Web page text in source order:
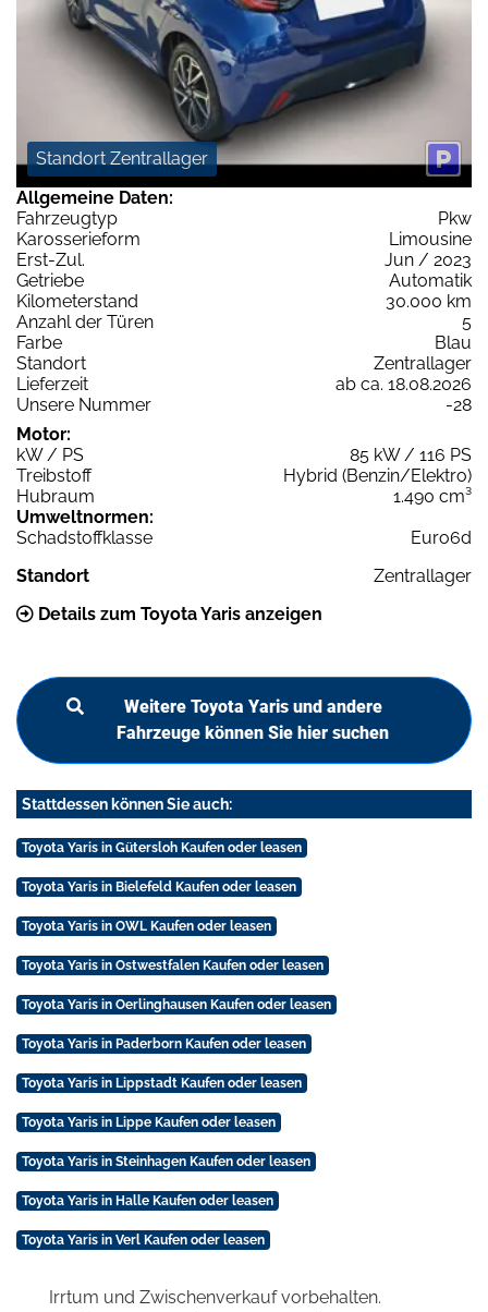
Standort Zentrallager
Allgemeine Daten:
Fahrzeugtyp
Pkw
Karosserieform
Limousine
Erst-Zul.
Jun / 2023
Getriebe
Automatik
Kilometerstand
30.000 km
Anzahl der Türen
5
Farbe
Blau
Standort
Zentrallager
Lieferzeit
ab ca. 18.08.2026
Unsere Nummer
-28
Motor:
kW / PS
85 kW / 116 PS
Treibstoff
Hybrid (Benzin/Elektro)
Hubraum
1.490 cm³
Umweltnormen:
Schadstoffklasse
Euro6d
Standort
Zentrallager
Details zum Toyota Yaris anzeigen
Weitere Toyota Yaris und andere
Fahrzeuge können Sie hier suchen
Stattdessen können Sie auch:
Toyota Yaris in Gütersloh Kaufen oder leasen
Toyota Yaris in Bielefeld Kaufen oder leasen
Toyota Yaris in OWL Kaufen oder leasen
Toyota Yaris in Ostwestfalen Kaufen oder leasen
Toyota Yaris in Oerlinghausen Kaufen oder leasen
Toyota Yaris in Paderborn Kaufen oder leasen
Toyota Yaris in Lippstadt Kaufen oder leasen
Toyota Yaris in Lippe Kaufen oder leasen
Toyota Yaris in Steinhagen Kaufen oder leasen
Toyota Yaris in Halle Kaufen oder leasen
Toyota Yaris in Verl Kaufen oder leasen
Irrtum und Zwischenverkauf vorbehalten.